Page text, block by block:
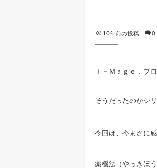
10年前の投稿 0
ｉ－Ｍａｇｅ．ブ
そうだったのかシリ
今回は、今まさに
薬機法（やっきほ